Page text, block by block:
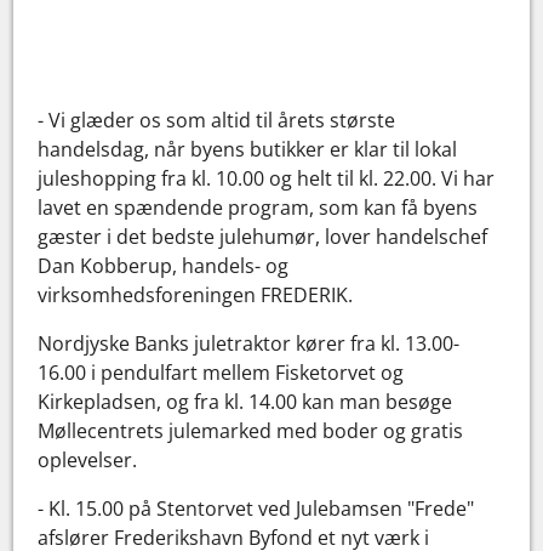
- Vi glæder os som altid til årets største
handelsdag, når byens butikker er klar til lokal
juleshopping fra kl. 10.00 og helt til kl. 22.00. Vi har
lavet en spændende program, som kan få byens
gæster i det bedste julehumør, lover handelschef
Dan Kobberup, handels- og
virksomhedsforeningen FREDERIK.
Nordjyske Banks juletraktor kører fra kl. 13.00-
16.00 i pendulfart mellem Fisketorvet og
Kirkepladsen, og fra kl. 14.00 kan man besøge
Møllecentrets julemarked med boder og gratis
oplevelser.
- Kl. 15.00 på Stentorvet ved Julebamsen "Frede"
afslører Frederikshavn Byfond et nyt værk i